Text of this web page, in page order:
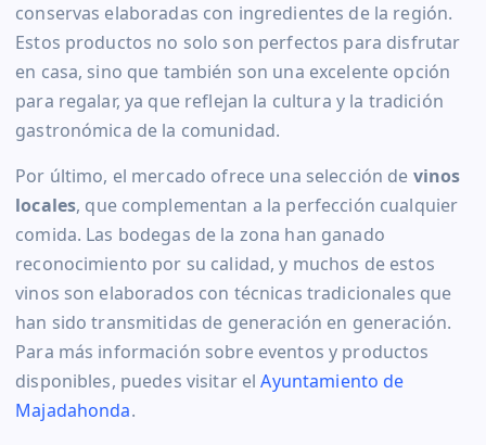
conservas elaboradas con ingredientes de la región.
Estos productos no solo son perfectos para disfrutar
en casa, sino que también son una excelente opción
para regalar, ya que reflejan la cultura y la tradición
gastronómica de la comunidad.
Por último, el mercado ofrece una selección de vinos
locales, que complementan a la perfección cualquier
comida. Las bodegas de la zona han ganado
reconocimiento por su calidad, y muchos de estos
vinos son elaborados con técnicas tradicionales que
han sido transmitidas de generación en generación.
Para más información sobre eventos y productos
disponibles, puedes visitar elAyuntamiento de
Majadahonda.